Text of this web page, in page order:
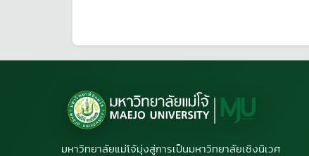
มหาวิทยาลัยแม่โจ้มุ่งสู่การเป็นมหาวิทยาลัยเชิงนิเวศ